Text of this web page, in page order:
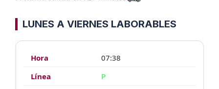
LUNES A VIERNES LABORABLES
07:38
P